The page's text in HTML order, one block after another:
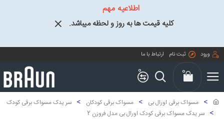
اطلاعیه مهم
کلیه قیمت ها به روز و لحظه میباشد.
ورود ثبت نام ارتباط با ما
0 0
مسواک برقی اورال بی مسواک برقی کودکان
سر یدک مسواک برقی کودک
سر یدک مسواک برقی کودک اورال بی مدل فروزن 2